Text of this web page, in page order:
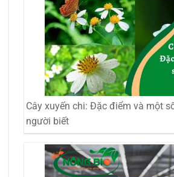
Cây xuyến chi: Đặc điểm và một
người biết